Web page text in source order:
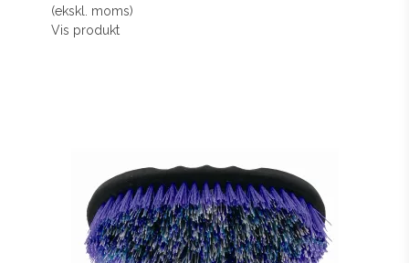
(ekskl. moms)
Vis produkt